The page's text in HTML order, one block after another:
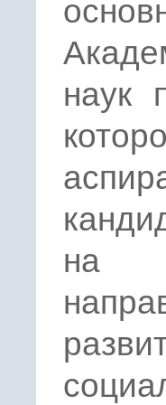
наук
на